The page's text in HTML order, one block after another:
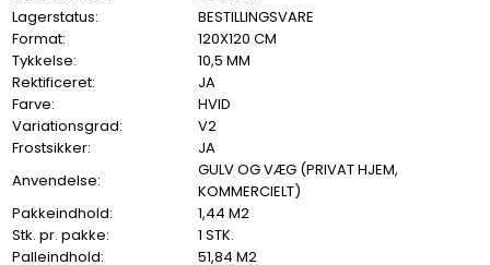
Lagerstatus:
BESTILLINGSVARE
Format:
120X120 CM
Tykkelse:
10,5 MM
Rektificeret:
JA
Farve:
HVID
Variationsgrad:
V2
Frostsikker:
JA
Anvendelse:
GULV OG VÆG (PRIVAT HJEM,
KOMMERCIELT)
Pakkeindhold:
1,44 M2
Stk. pr. pakke:
1 STK.
Palleindhold:
51,84 M2